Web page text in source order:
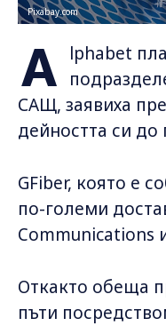
Pixabay.com
A
lphabet
САЩ, заявиха
дейността си до
GFiber, която е
по-големи
Communications
Откакто обеща
пъти